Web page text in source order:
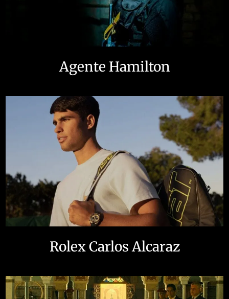
Agente Hamilton
Rolex Carlos Alcaraz